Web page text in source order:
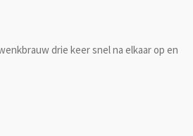
drie keer snel na elkaar op en